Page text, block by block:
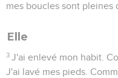
mes boucles sont pleines
Elle
3 J'ai enlevé mon habit.
J'ai lavé mes pieds.